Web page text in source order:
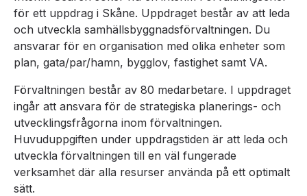
för ett uppdrag i Skåne. Uppdraget består av att leda
och utveckla samhällsbyggnadsförvaltningen. Du
ansvarar för en organisation med olika enheter som
plan, gata/par/hamn, bygglov, fastighet samt VA.
Förvaltningen består av 80 medarbetare. I uppdraget
ingår att ansvara för de strategiska planerings- och
utvecklingsfrågorna inom förvaltningen.
Huvuduppgiften under uppdragstiden är att leda och
utveckla förvaltningen till en väl fungerade
verksamhet där alla resurser använda på ett optimalt
sätt.